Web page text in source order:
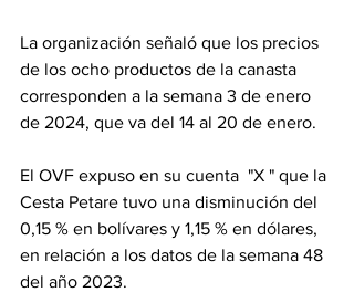
La organización señaló que los precios
de los ocho productos de la canasta
corresponden a la semana 3 de enero
de 2024, que va del 14 al 20 de enero.
El OVF expuso en su cuenta  "X " que la
Cesta Petare tuvo una disminución del
0,15 % en bolívares y 1,15 % en dólares,
en relación a los datos de la semana 48
del año 2023.